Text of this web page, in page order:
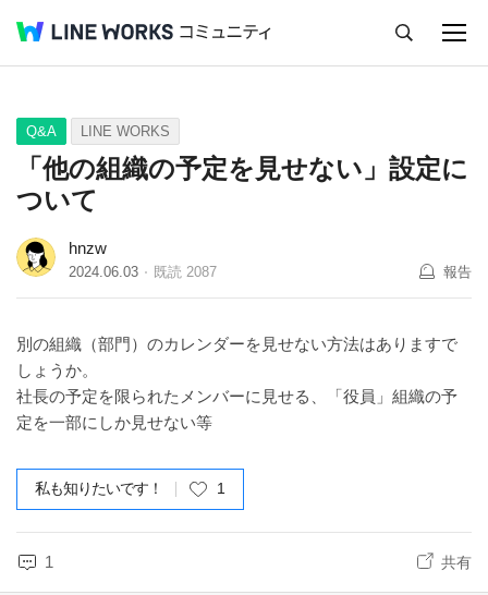
Q&A Tips Ideas
Q&A LINE WORKS
「他の組織の予定を見せない」設定に
ついて
hnzw
2024.06.03 既読 2087 報告
別の組織（部門）のカレンダーを見せない方法はありますで
しょうか。
社長の予定を限られたメンバーに見せる、「役員」組織の予
定を一部にしか見せない等
私も知りたいです！ 1
1 共有